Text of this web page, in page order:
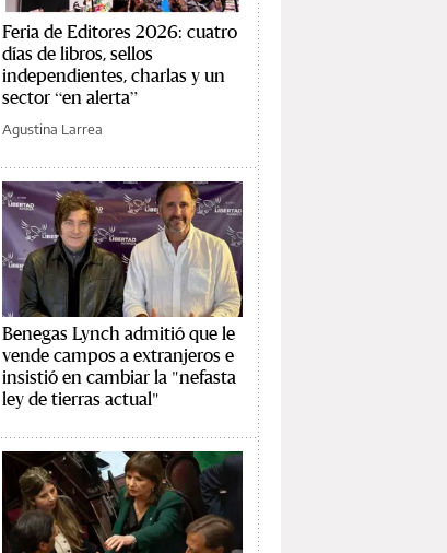
Feria de Editores 2026: cuatro
días de libros, sellos
independientes, charlas y un
sector “en alerta”
Agustina Larrea
Benegas Lynch admitió que le
vende campos a extranjeros e
insistió en cambiar la "nefasta
ley de tierras actual"